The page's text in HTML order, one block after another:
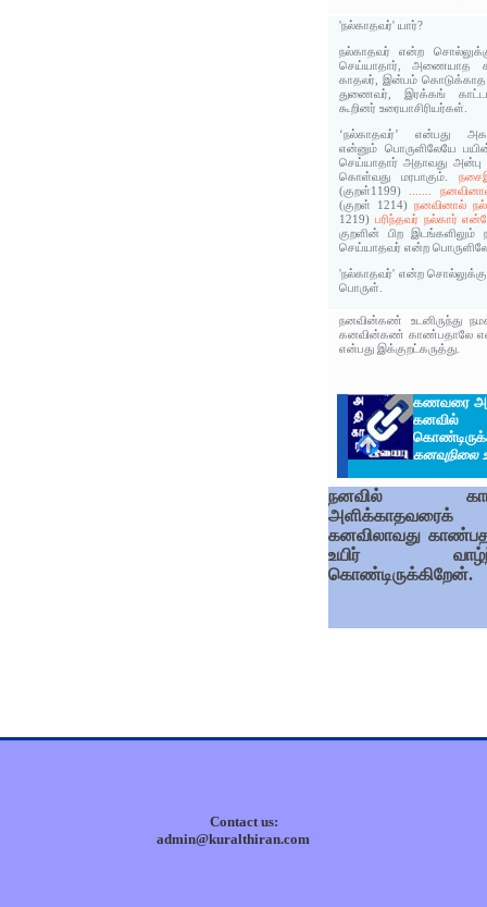
'நல்காதவர்' யார்?
நல்காதவர் என்ற
செய்யாதார், அணையாத
காதலர், இன்பம்
துணைவர், இரக்கங்
கூறினர் உரையாசிரியர்கள்.
‘நல்காதவர்’ என்பது
என்னும் பொருளிலேயே
செய்யாதார் அதாவது
கொள்வது மரபாகும்.
(குறள்1199)
.......
(குறள் 1214) நனவினால்
1219) பரிந்தவர் நல்கார்
குறளின் பிற
செய்யாதவர் என்ற
'நல்காதவர்' என்ற
பொருள்.
நனவின்கண் உடனிருந்து
கனவின்கண் காண்பதாலே
என்பது இக்குறட்கருத்து.
கணவரை
கனவில்
கனவுநிலை
நனவில்
அளிக்காதவரைக்
கனவிலாவது
உயிர்
கொண்டிருக்கிறேன்.
Contact us:
admin@kuralthiran.com